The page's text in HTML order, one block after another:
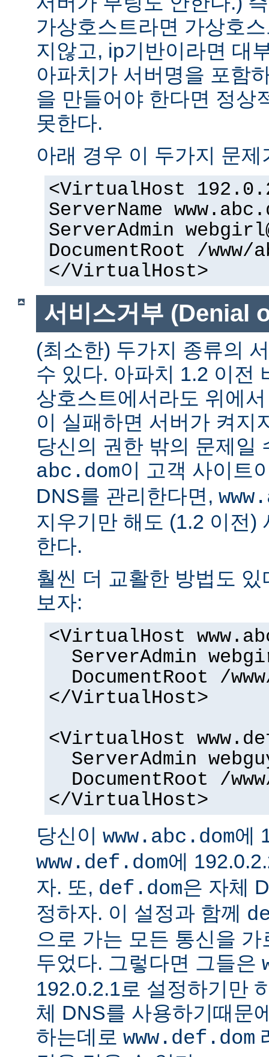
가상호스트라면 가상호
지않고, ip기반이라면 대
아파치가 서버명을 포함
을 만들어야 한다면 정상
못한다.
아래 경우 이 두가지 문제
<VirtualHost
ServerName
ServerAdmin
DocumentRoot /www/
</VirtualHost>
서비스거부 (Denial
(최소한) 두가지 종류의
수 있다. 아파치 1.2 이전
상호스트에서라도 위에
이 실패하면 서버가 켜지
당신의 권한 밖의 문제일
abc.dom이 고객 사이트
DNS를 관리한다면,
지우기만 해도 (1.2 이전)
한다.
훨씬 더 교활한 방법도
보자:
<VirtualHost
ServerAdmin
DocumentRoot /
</VirtualHost>
<VirtualHost
ServerAdmin
DocumentRoot /
</VirtualHost>
당신이 www.abc.dom에
www.def.dom에
자. 또, def.dom은 자체
정하자. 이 설정과 함께
으로 가는 모든 통신을
두었다. 그렇다면 그들은
192.0.2.1로 설정하기만
체 DNS를 사용하기때문
하는데로 www.def.dom